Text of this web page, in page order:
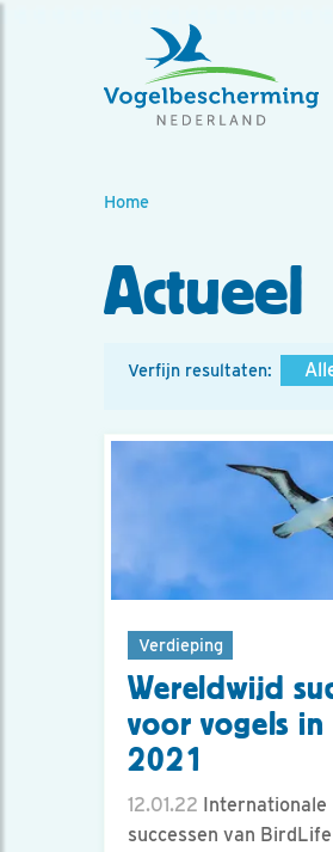
Home
Actueel
Verfijn resultaten:
Verdieping
Wereldwijd
voor vogels in
2021
12.01.22 Internationale
successen van